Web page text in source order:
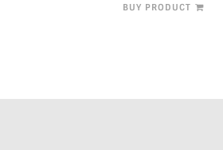
BUY PRODUCT